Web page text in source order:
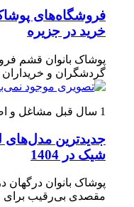
فروشگاه‌های
خرید در جزیره
پوشاک بانوان قشم
گردشگران و
1 سال قبل مشاغل و
جدیدترین مدل‌های
شیک در 1404
پوشاک بانوان درگهان
مقصدی بی‌رقیب برای